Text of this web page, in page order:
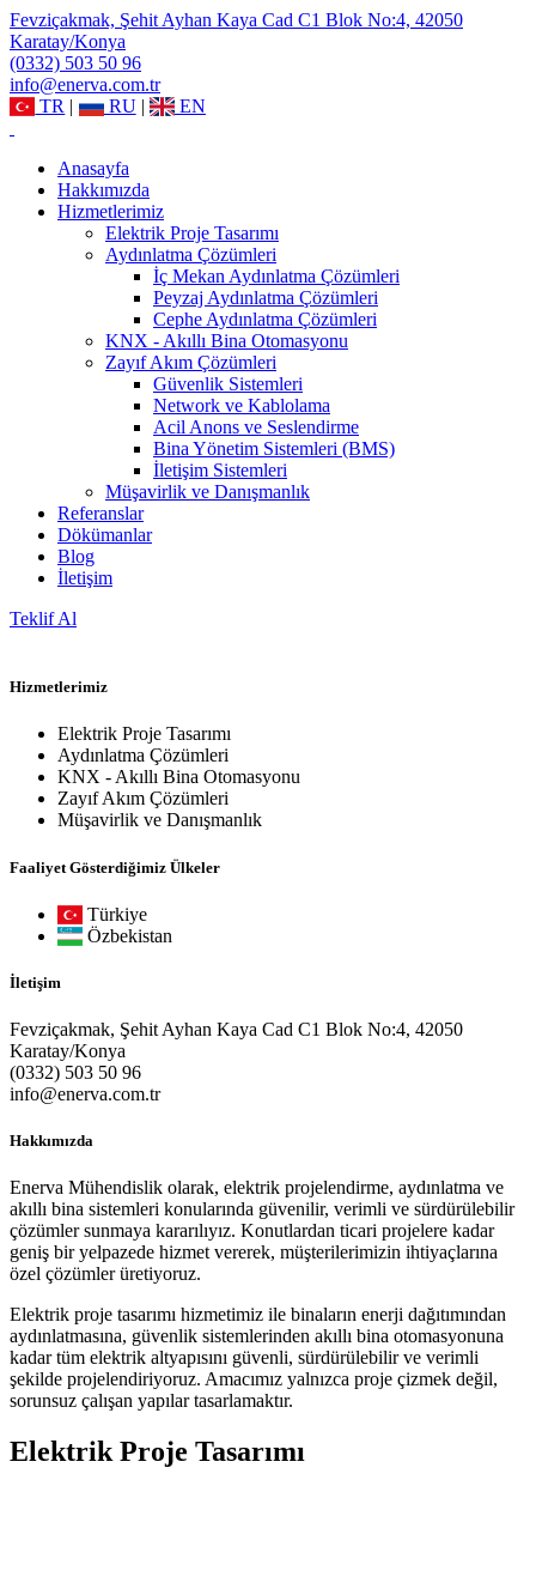
Fevziçakmak, Şehit Ayhan Kaya Cad C1 Blok No:4, 42050
Karatay/Konya
(0332) 503 50 96
info@enerva.com.tr
TR | RU | EN
Anasayfa
Hakkımızda
Hizmetlerimiz
Elektrik Proje Tasarımı
Aydınlatma Çözümleri
İç Mekan Aydınlatma Çözümleri
Peyzaj Aydınlatma Çözümleri
Cephe Aydınlatma Çözümleri
KNX - Akıllı Bina Otomasyonu
Zayıf Akım Çözümleri
Güvenlik Sistemleri
Network ve Kablolama
Acil Anons ve Seslendirme
Bina Yönetim Sistemleri (BMS)
İletişim Sistemleri
Müşavirlik ve Danışmanlık
Referanslar
Dökümanlar
Blog
İletişim
Teklif Al
Hizmetlerimiz
Elektrik Proje Tasarımı
Aydınlatma Çözümleri
KNX - Akıllı Bina Otomasyonu
Zayıf Akım Çözümleri
Müşavirlik ve Danışmanlık
Faaliyet Gösterdiğimiz Ülkeler
Türkiye
Özbekistan
İletişim
Fevziçakmak, Şehit Ayhan Kaya Cad C1 Blok No:4, 42050
Karatay/Konya
(0332) 503 50 96
info@enerva.com.tr
Hakkımızda
Enerva Mühendislik olarak, elektrik projelendirme, aydınlatma ve
akıllı bina sistemleri konularında güvenilir, verimli ve sürdürülebilir
çözümler sunmaya kararılıyız. Konutlardan ticari projelere kadar
geniş bir yelpazede hizmet vererek, müşterilerimizin ihtiyaçlarına
özel çözümler üretiyoruz.
Elektrik proje tasarımı hizmetimiz ile binaların enerji dağıtımından
aydınlatmasına, güvenlik sistemlerinden akıllı bina otomasyonuna
kadar tüm elektrik altyapısını güvenli, sürdürülebilir ve verimli
şekilde projelendiriyoruz. Amacımız yalnızca proje çizmek değil,
sorunsuz çalışan yapılar tasarlamaktır.
Elektrik Proje Tasarımı